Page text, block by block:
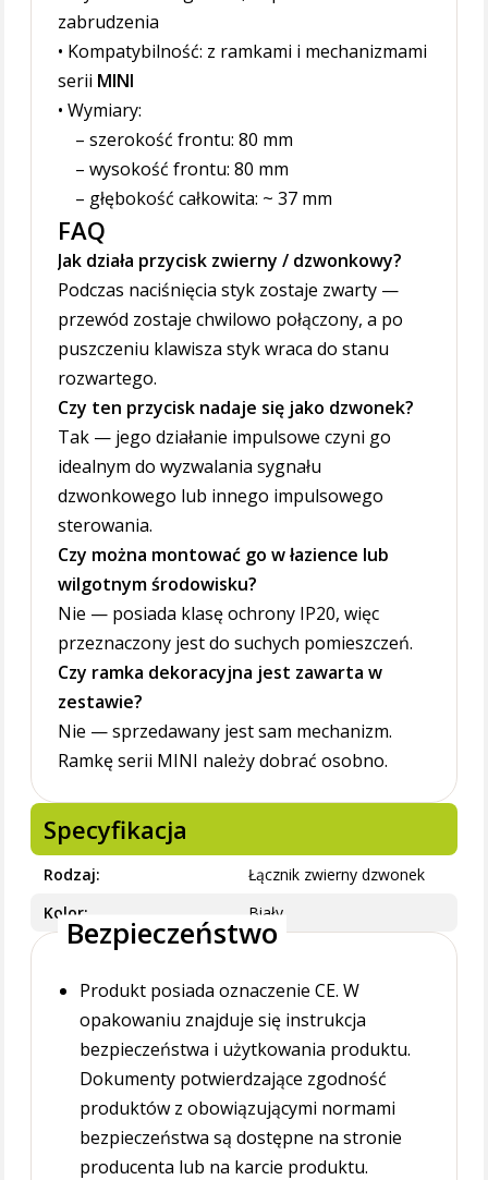
zabrudzenia
• Kompatybilność: z ramkami i mechanizmami
serii MINI
• Wymiary:
– szerokość frontu: 80 mm
– wysokość frontu: 80 mm
– głębokość całkowita: ~ 37 mm
FAQ
Jak działa przycisk zwierny / dzwonkowy?
Podczas naciśnięcia styk zostaje zwarty —
przewód zostaje chwilowo połączony, a po
puszczeniu klawisza styk wraca do stanu
rozwartego.
Czy ten przycisk nadaje się jako dzwonek?
Tak — jego działanie impulsowe czyni go
idealnym do wyzwalania sygnału
dzwonkowego lub innego impulsowego
sterowania.
Czy można montować go w łazience lub
wilgotnym środowisku?
Nie — posiada klasę ochrony IP20, więc
przeznaczony jest do suchych pomieszczeń.
Czy ramka dekoracyjna jest zawarta w
zestawie?
Nie — sprzedawany jest sam mechanizm.
Ramkę serii MINI należy dobrać osobno.
Specyfikacja
Rodzaj
Łącznik zwierny dzwonek
Kolor
Biały
Bezpieczeństwo
Produkt posiada oznaczenie CE. W
opakowaniu znajduje się instrukcja
bezpieczeństwa i użytkowania produktu.
Dokumenty potwierdzające zgodność
produktów z obowiązującymi normami
bezpieczeństwa są dostępne na stronie
producenta lub na karcie produktu.